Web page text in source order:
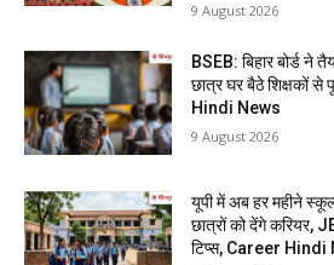
9 August 2026
BSEB: बिहार बोर्ड ने
छात्र घर बैठे शिक्षकों
Hindi News
9 August 2026
यूपी में अब हर महीने
छात्रों को देंगे करियर,
टिप्स, Career Hindi